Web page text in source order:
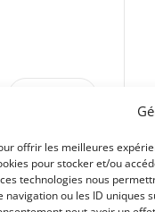
offrir les meilleures
pour stocker et/ou
technologies nous
navigation ou les ID uniques